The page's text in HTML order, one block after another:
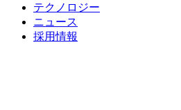
テクノロジー
ニュース
採用情報